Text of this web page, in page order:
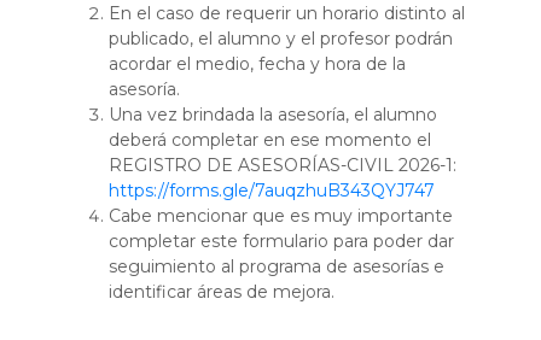
En el caso de requerir un horario distinto al
publicado, el alumno y el profesor podrán
acordar el medio, fecha y hora de la
asesoría.
Una vez brindada la asesoría, el alumno
deberá completar en ese momento el
REGISTRO DE ASESORÍAS-CIVIL 2026-1:
https://forms.gle/7auqzhuB343QYJ747
Cabe mencionar que es muy importante
completar este formulario para poder dar
seguimiento al programa de asesorías e
identificar áreas de mejora.